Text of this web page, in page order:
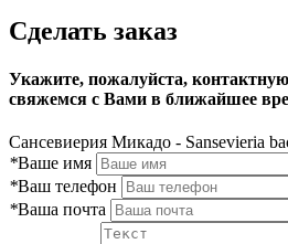
Сделать заказ
Укажите, пожалуйста,
свяжемся с Вами в ближайшее
Сансевиерия Микадо - Sansevieria
*Ваше имя
*Ваш телефон
*Ваша почта